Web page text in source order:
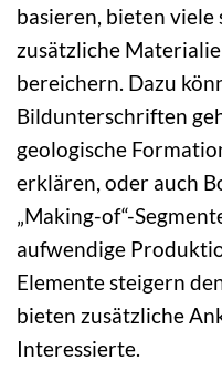
basieren, bieten
zusätzliche
bereichern. Dazu
Bildunterschriften
geologische
erklären, oder auch
„Making-of“-
aufwendige
Elemente steigern
bieten zusätzliche
Interessierte.